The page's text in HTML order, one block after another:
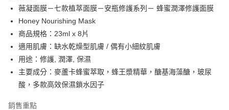
Apple Pay
街口支付
悠遊付
Google Pay
AFTEE先享後付
【關於「AFTEE先享後付」】
薇凝面膜－七款植萃面膜－安瓶修護系列－ 蜂蜜潤澤修護面膜
Honey Nourishing Mask
商品規格：23ml x 8片
適用肌膚：缺水乾燥型肌膚 / 偶有小細紋肌膚
用途：修護, 潤澤, 保濕
主要成分：麥蘆卡蜂蜜萃取，蜂王漿精華，醣基海藻醣，玻尿
酸，多款高效保濕鎖水因子
銷售重點